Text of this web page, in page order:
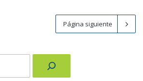
Página siguiente